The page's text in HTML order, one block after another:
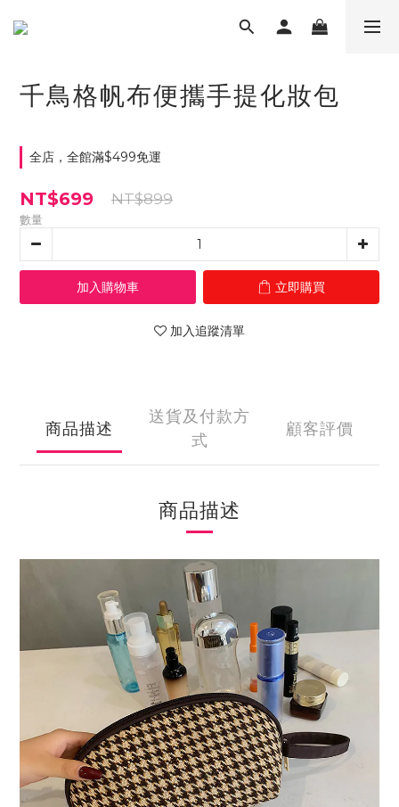
千鳥格帆布便攜手提化妝包
全店，全館滿$499免運
NT$699 NT$899
數量
加入購物車 立即購買
加入追蹤清單
商品描述
送貨及付款方
式
顧客評價
商品描述